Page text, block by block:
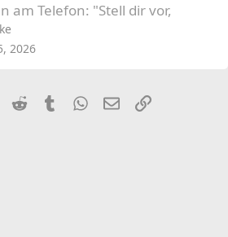
am Telefon: "Stell dir vor,
2026
Reddit TumblrWhatsApp
EmailLink